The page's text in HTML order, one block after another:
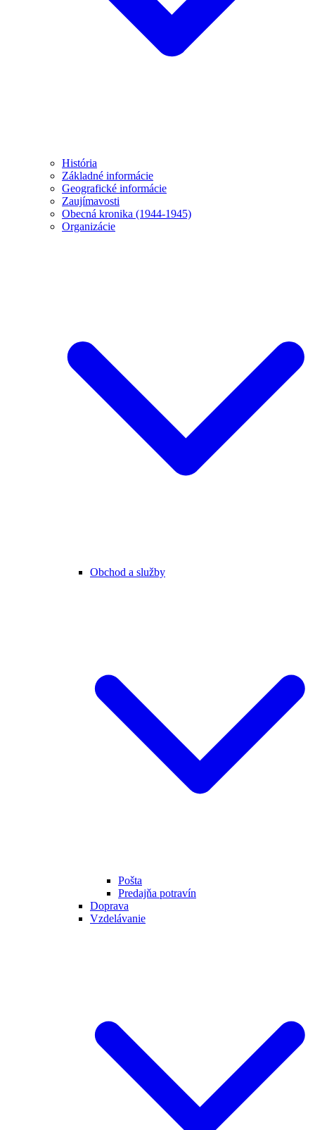
História
Základné informácie
Geografické informácie
Zaujímavosti
Obecná kronika (1944-1945)
Organizácie
Obchod a služby
Pošta
Predajňa potravín
Doprava
Vzdelávanie